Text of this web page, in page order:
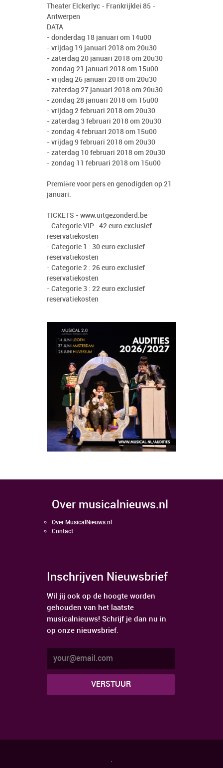
Theater Elckerlyc - Frankrijklei 85 -
Antwerpen
DATA
- donderdag 18 januari om 14u00
- vrijdag 19 januari 2018 om 20u30
- zaterdag 20 januari 2018 om 20u30
- zondag 21 januari 2018 om 15u00
- vrijdag 26 januari 2018 om 20u30
- zaterdag 27 januari 2018 om 20u30
- zondag 28 januari 2018 om 15u00
- vrijdag 2 februari 2018 om 20u30
- zaterdag 3 februari 2018 om 20u30
- zondag 4 februari 2018 om 15u00
- vrijdag 9 februari 2018 om 20u30
- zaterdag 10 februari 2018 om 20u30
- zondag 11 februari 2018 om 15u00
Première voor pers en genodigden op 21
januari.
TICKETS - www.uitgezonderd.be
- Categorie VIP : 42 euro exclusief
reservatiekosten
- Categorie 1 : 30 euro exclusief
reservatiekosten
- Categorie 2 : 26 euro exclusief
reservatiekosten
- Categorie 3 : 22 euro exclusief
reservatiekosten
over musicalnieuws.nl
Over MusicalNieuws.nl
Contact
Inschrijven Nieuwsbrief
Wil jij ook op de hoogte worden
gehouden van het laatste
musicalnieuws! Schrijf je dan nu in
op onze nieuwsbrief.
.